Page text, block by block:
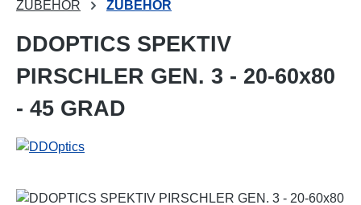
ZUBEHÖR ZUBEHÖR
DDOPTICS SPEKTIV
PIRSCHLER GEN. 3 - 20-60x80
- 45 GRAD
Bildergalerie überspringen